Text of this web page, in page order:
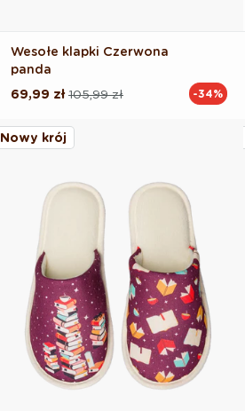
Wesołe klapki Czerwona
panda
Cena
105,99 zł
Cena
69,99 zł -34%
Nowy krój